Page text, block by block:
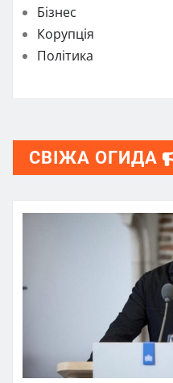
Бізнес
Корупція
Політика
СВІЖА ОГИДА